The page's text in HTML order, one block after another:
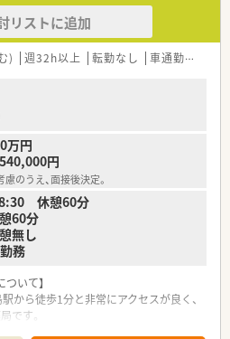
経験に応じて年収550万円から630万円
す。
週休2.5日制を採用しており、プライベ
す。
リストに追加
) 週32h以上 転勤なし 車通勤可
万円
円
のうえ、面接後決定。
休憩60分
60分
無し
務
いて】
から徒歩1分と非常にアクセスが良く、
です。